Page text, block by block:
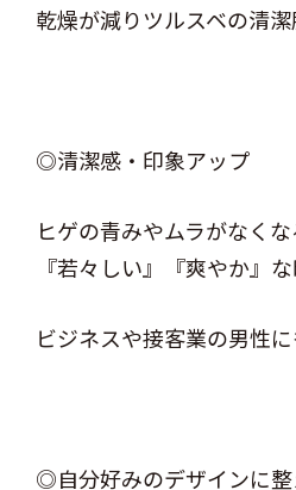
乾燥が減りツルスベの清
◎清潔感・印象アップ
ヒゲの青みやムラがなくな
『若々しい』『爽やか』な
ビジネスや接客業の男性に
◎自分好みのデザインに整